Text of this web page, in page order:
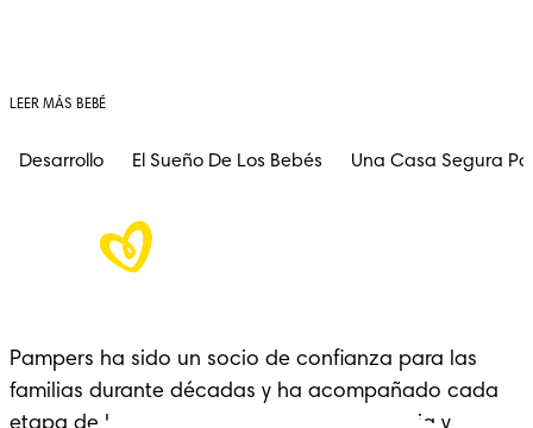
LEER MÁS BEBÉ
Desarrollo El Sueño De Los Bebés Una Casa Segura
Pampers ha sido un socio de confianza para las
familias durante décadas y ha acompañado cada